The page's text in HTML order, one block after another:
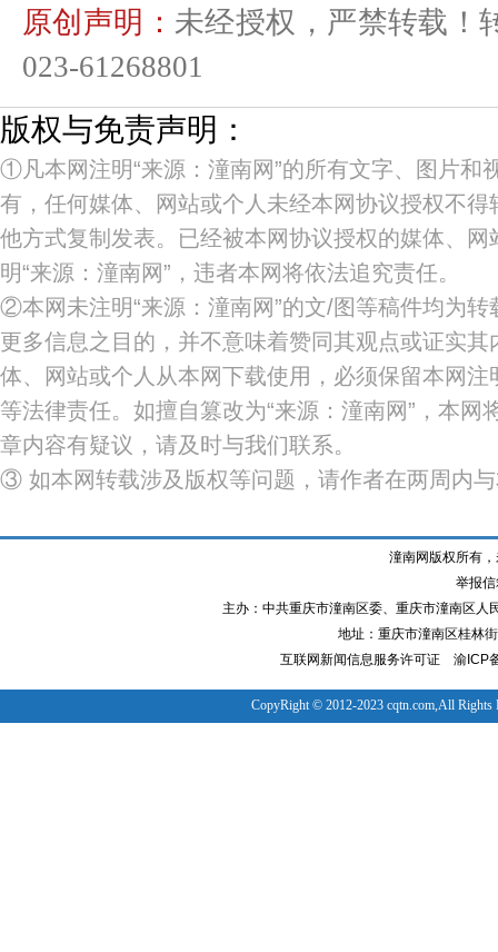
原创声明：未经授权，严禁转载！
023-61268801
版权与免责声明：
①凡本网注明“来源：潼南网”的所有文字、图片和
有，任何媒体、网站或个人未经本网协议授权不
他方式复制发表。已经被本网协议授权的媒体、
明“来源：潼南网”，违者本网将依法追究责任。
②本网未注明“来源：潼南网”的文/图等稿件均为
更多信息之目的，并不意味着赞同其观点或证实
体、网站或个人从本网下载使用，必须保留本网注
等法律责任。如擅自篡改为“来源：潼南网”，本网
章内容有疑议，请及时与我们联系。
③ 如本网转载涉及版权等问题，请作者在两周内
潼南网版权所有
举报
主办：中共重庆市潼南区委、重庆市潼南区
地址：重庆市潼南区桂林
互联网新闻信息服务许可证
渝ICP
CopyRight © 2012-2023 cqtn.com,All Rights